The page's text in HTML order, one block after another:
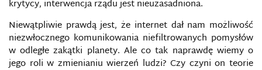
krytycy, interwencja rządu jest nieuzasadniona.
Niewątpliwie prawdą jest, że internet dał nam możliwość
niezwłocznego komunikowania niefiltrowanych pomysłów
w odległe zakątki planety. Ale co tak naprawdę wiemy o
jego roli w zmienianiu wierzeń ludzi? Czy czyni on teorie